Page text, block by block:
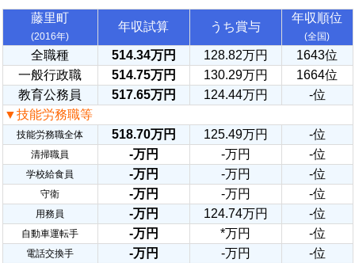
藤里町
(2016年)
年収試算 うち賞与
年収順位
(全国)
全職種 514.34万円 128.82万円
1643位
一般行政職
514.75万円 130.29万円
1664位
教育公務員
517.65万円 124.44万円
-位
▼技能労務職等
技能労務職全体 518.70万円 125.49万円 -位
清掃職員 -万円 -万円 -位
学校給食員 -万円 -万円 -位
守衛 -万円 -万円 -位
用務員 -万円 124.74万円 -位
自動車運転手 -万円 *万円 -位
電話交換手 -万円 -万円 -位